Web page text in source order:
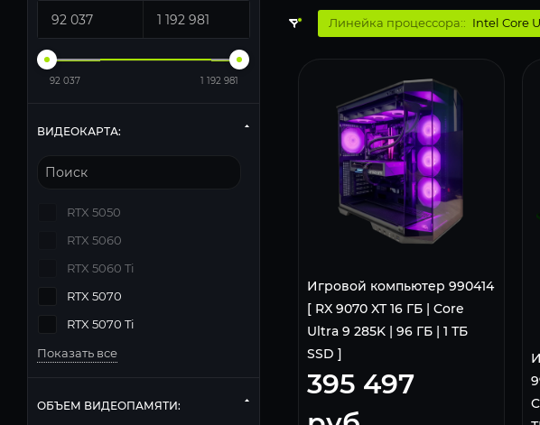
Линейка процессора:: Intel Core
Игровой компьютер 990414
[ RX 9070 XT 16 ГБ | Core
Ultra 9 285K | 96 ГБ | 1 ТБ
SSD ]
395 497
92 037 1 192 981
ВИДЕОКАРТА:
RTX 5050
RTX 5060
RTX 5060 Ti
RTX 5070
RTX 5070 Ti
Показать все
ОБЪЕМ ВИДЕОПАМЯТИ: